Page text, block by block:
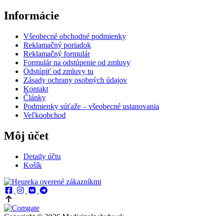
Informácie
Všeobecné obchodné podmienky
Reklamačný poriadok
Reklamačný formulár
Formulár na odstúpenie od zmluvy
Odstúpiť od zmluvy tu
Zásady ochrany osobných údajov
Kontakt
Články
Podmienky súťaže – všeobecné ustanovania
Veľkoobchod
Môj účet
Detaily účtu
Košík